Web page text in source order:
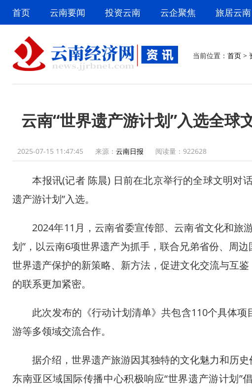
首页 云南要闻 投资云南 云企聚焦 旅居云南
当前位置： 首页 >
云南“世界遗产游计划”入选全球
2025-07-15 11:47:45 来源： 云南日报 阅读量： 922628
本报讯(记者 陈晨) 日前在北京举行的全球文明对
遗产游计划”入选。
2024年11月，云南省委宣传部、云南省文化和旅
划”，以云南6项世界遗产为抓手，联合兄弟省份、周
世界遗产保护的新策略、新方法，促进文化交流与互
的联系更加紧密。
此次发布的《行动计划清单》共包含110个具体项
游等多领域交流合作。
据介绍，世界遗产旅游因其独特的文化魅力和历史
东南亚区域国际传播中心积极响应“世界遗产游计划